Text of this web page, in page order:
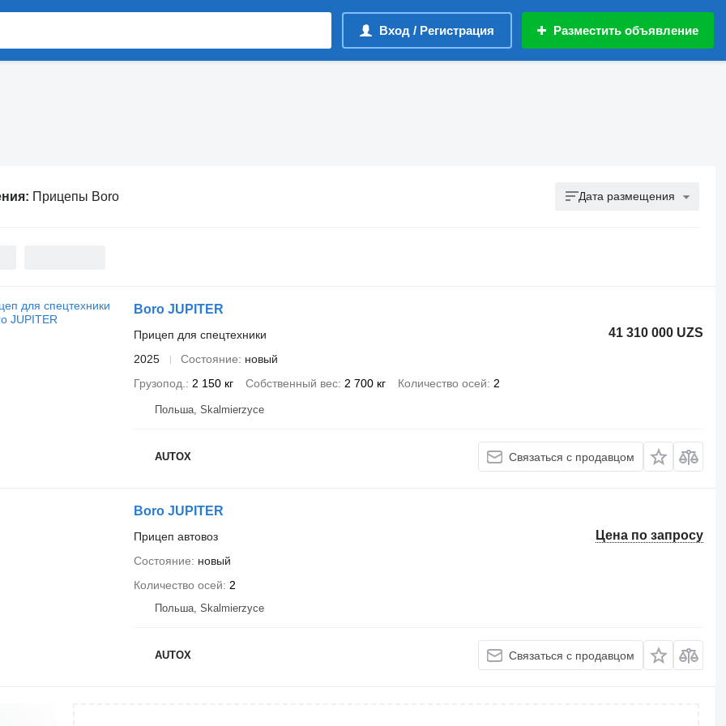
Вход / Регистрация Разместить объявление
Прицепы Boro Дата размещения
Boro JUPITER
41 310 000 UZS
Прицеп для спецтехники
2025
Состояние
новый
Грузопод.
2 150 кг Собственный вес 2 700 кг Количество осей 2
Польша, Skalmierzyce
AUTOX Связаться с продавцом
Boro JUPITER
Цена по запросу
Прицеп автовоз
Состояние
новый
Количество осей
2
Польша, Skalmierzyce
AUTOX Связаться с продавцом